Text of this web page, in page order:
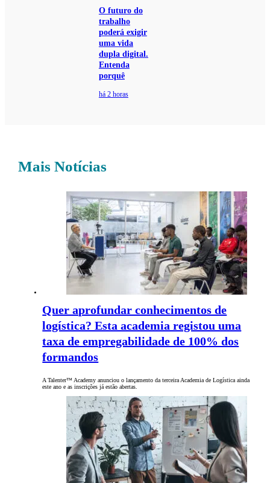
O futuro do
trabalho
poderá exigir
uma vida
dupla digital.
Entenda
porquê
há 2 horas
Mais Notícias
Quer aprofundar conhecimentos de
logística? Esta academia registou uma
taxa de empregabilidade de 100% dos
formandos
A Talenter™ Academy anunciou o lançamento da terceira Academia de Logística ainda
este ano e as inscrições já estão abertas.